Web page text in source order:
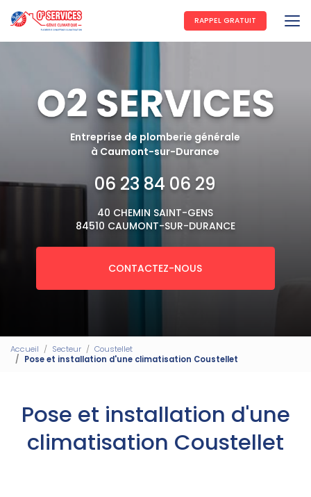
au
contenu
principal
RAPPEL GRATUIT
Entreprise de plomberie générale
à Caumont-sur-Durance
06 23 84 06 29
40 CHEMIN SAINT-GENS
84510 CAUMONT-SUR-DURANCE
CONTACTEZ-NOUS
Accueil Secteur
Coustellet
Pose et installation d'une climatisation Coustellet
Pose et installation d'une
climatisation Coustellet